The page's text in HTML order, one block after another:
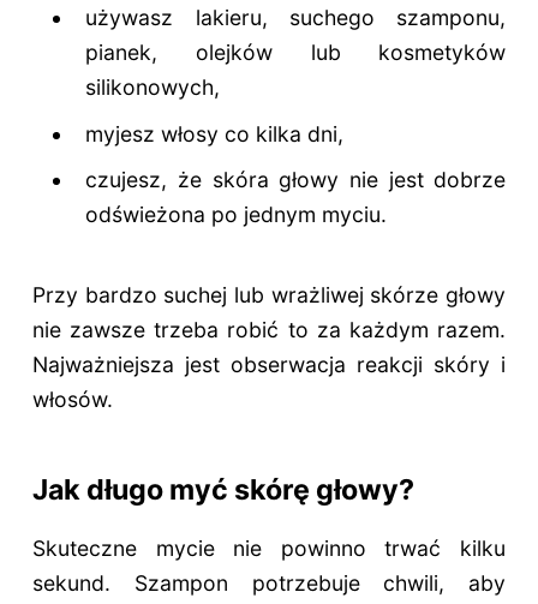
używasz lakieru, suchego szamponu,
pianek, olejków lub kosmetyków
silikonowych,
myjesz włosy co kilka dni,
czujesz, że skóra głowy nie jest dobrze
odświeżona po jednym myciu.
Przy bardzo suchej lub wrażliwej skórze głowy
nie zawsze trzeba robić to za każdym razem.
Najważniejsza jest obserwacja reakcji skóry i
włosów.
Jak długo myć skórę głowy?
Skuteczne mycie nie powinno trwać kilku
sekund. Szampon potrzebuje chwili, aby